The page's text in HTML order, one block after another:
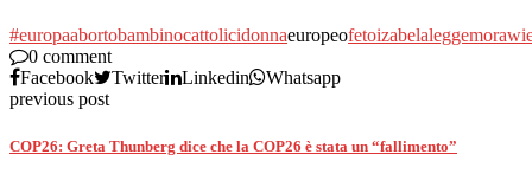
#europaabortobambinocattolicidonnaeuropeofetoizabelalegge
0 comment
Facebook
Twitter Linkedin
Whatsapp
previous post
COP26: Greta Thunberg dice che la COP26 è stata un “fallimento”